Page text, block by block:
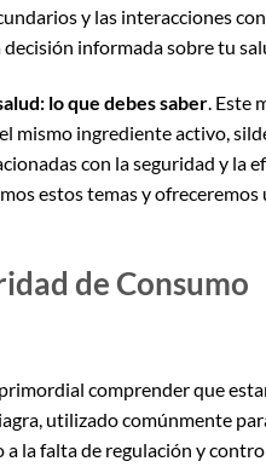
y las interacciones
informada sobre tu
lo que debes saber. Este
mismo ingrediente activo,
con la seguridad y la
estos temas y
de Consumo
comprender que
utilizado comúnmente
la falta de regulación y